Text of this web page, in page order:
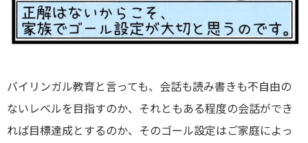
バイリンガル教育と言っても、会話も読み書きも不自由の
ないレベルを目指すのか、それともある程度の会話ができ
れば目標達成とするのか、そのゴール設定はご家庭によっ